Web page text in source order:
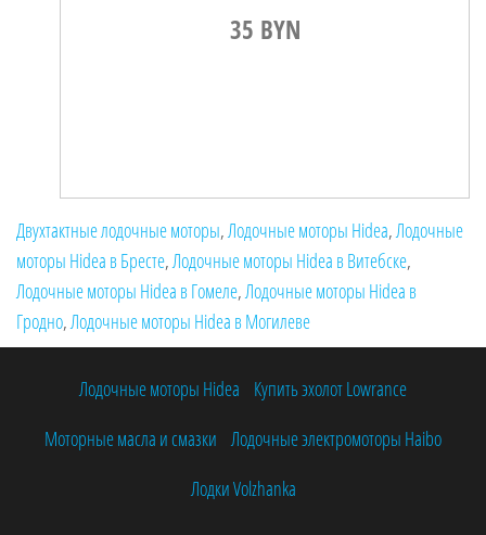
35 BYN
Двухтактные лодочные моторы,Лодочные моторы Hidea,Лодочные
моторы Hidea в Бресте,Лодочные моторы Hidea в Витебске,
Лодочные моторы Hidea в Гомеле,Лодочные моторы Hidea в
Гродно,Лодочные моторы Hidea в Могилеве
Лодочные моторы Hidea
Купить эхолот Lowrance
Моторные масла и смазки Лодочные электромоторы Haibo
Лодки Volzhanka